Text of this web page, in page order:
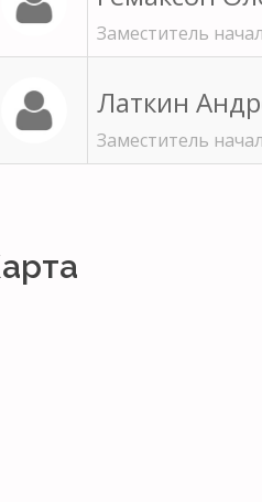
Заместитель
Латкин
Заместитель